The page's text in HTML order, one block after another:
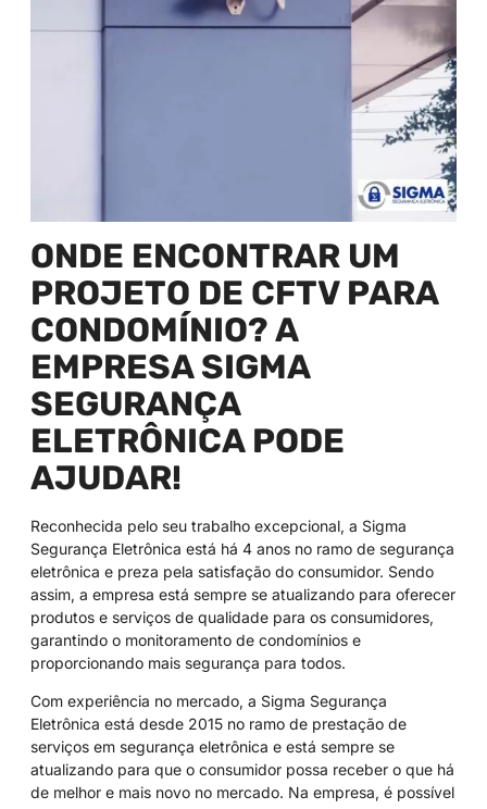
ONDE ENCONTRAR UM
PROJETO DE CFTV PARA
CONDOMÍNIO? A
EMPRESA SIGMA
SEGURANÇA
ELETRÔNICA PODE
AJUDAR!
Reconhecida pelo seu trabalho excepcional, a Sigma
Segurança Eletrônica está há 4 anos no ramo de segurança
eletrônica e preza pela satisfação do consumidor. Sendo
assim, a empresa está sempre se atualizando para oferecer
produtos e serviços de qualidade para os consumidores,
garantindo o monitoramento de condomínios e
proporcionando mais segurança para todos.
Com experiência no mercado, a Sigma Segurança
Eletrônica está desde 2015 no ramo de prestação de
serviços em segurança eletrônica e está sempre se
atualizando para que o consumidor possa receber o que há
de melhor e mais novo no mercado. Na empresa, é possível